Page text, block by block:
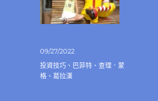
發
佈
日
09/27/2022
分
類
投資技巧 、 巴菲特 、查理．蒙
格 、 葛拉漢